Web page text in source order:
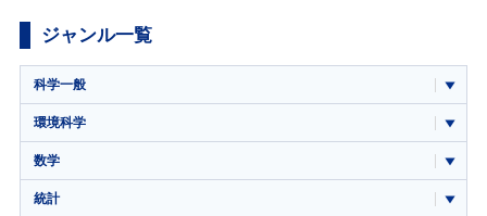
ジャンル一覧
科学一般
環境科学
数学
統計